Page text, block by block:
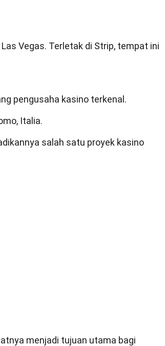
Vegas. Terletak di Strip, tempat ini
pengusaha kasino terkenal.
Italia.
salah satu proyek kasino
menjadi tujuan utama bagi